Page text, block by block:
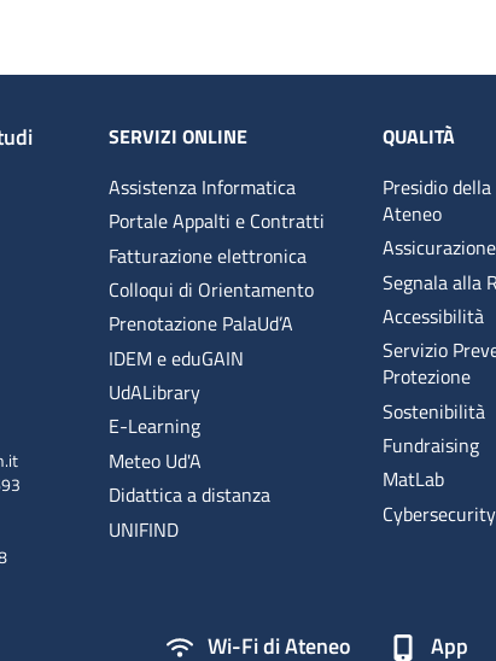
SERVIZI ONLINE
Assistenza Informatica
Portale Appalti e Contratti
Fatturazione elettronica
Colloqui di Orientamento
Prenotazione PalaUd’A
IDEM e eduGAIN
UdALibrary
E-Learning
Meteo Ud'A
Didattica a distanza
UNIFIND
QUALITÀ
Presidio
Ateneo
Segnala alla
Accessibilità
Servizio
Protezione
Sostenibilità
Fundraising
MatLab
Cybersecurity
Wi-Fi di Ateneo App